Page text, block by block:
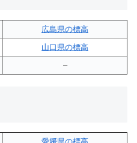
広島県の標高
山口県の標高
–